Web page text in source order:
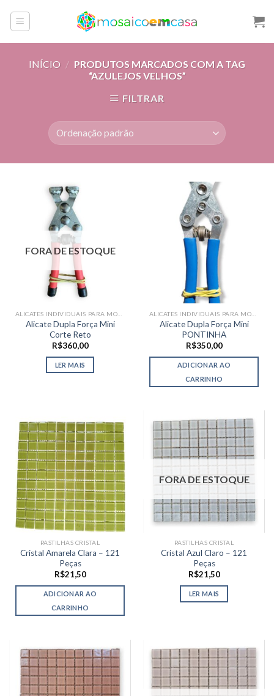
INÍCIO / PRODUTOS MARCADOS COM A TAG
“AZULEJOS VELHOS”
FILTRAR
FORA DE ESTOQUE
Alicate Dupla Força Mini
Corte Reto
R$360,00
LER MAIS
Alicate Dupla Força Mini
PONTINHA
R$350,00
ADICIONAR AO
CARRINHO
PASTILHAS CRISTAL
Cristal Amarela Clara – 121
Peças
R$21,50
ADICIONAR AO
CARRINHO
FORA DE ESTOQUE
PASTILHAS CRISTAL
Cristal Azul Claro – 121
Peças
R$21,50
LER MAIS